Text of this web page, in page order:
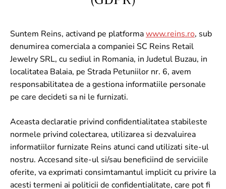
Suntem Reins, activand pe platformawww.reins.ro, sub
denumirea comerciala a companiei SC Reins Retail
Jewelry SRL, cu sediul in Romania, in Judetul Buzau, in
localitatea Balaia, pe Strada Petuniilor nr. 6, avem
responsabilitatea de a gestiona informatiile personale
pe care decideti sa ni le furnizati.
Aceasta declaratie privind confidentialitatea stabileste
normele privind colectarea, utilizarea si dezvaluirea
informatiilor furnizate Reins atunci cand utilizati site-ul
nostru. Accesand site-ul si/sau beneficiind de serviciile
oferite, va exprimati consimtamantul implicit cu privire la
acesti termeni ai politicii de confidentialitate, care pot fi